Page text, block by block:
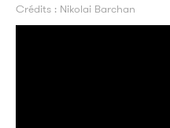
Crédits : Nikolai Barchan